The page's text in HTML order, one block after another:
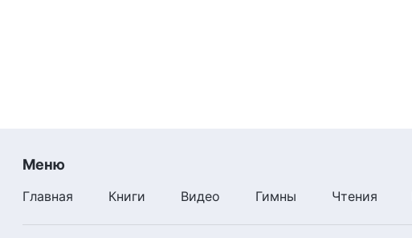
Меню
Главная Книги Видео Гимны Чтения